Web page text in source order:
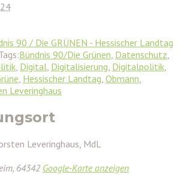
90 / Die GRÜNEN - Hessischer Landtag
Bündnis 90/Die Grünen, Datenschutz,
, Digital, Digitalisierung, Digitalpolitik,
, Hessischer Landtag, Obmann,
Leveringhaus
Leveringhaus, MdL
, 64342 Google-Karte anzeigen